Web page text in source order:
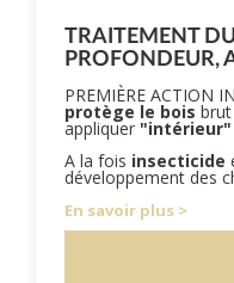
TRAITEMENT
PROFONDEUR,
PREMIÈRE ACTION
protège le bois
appliquer
A la fois insecticide
développement des
En savoir plus